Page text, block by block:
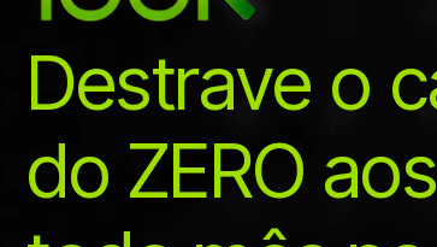
Destrave o
do ZERO